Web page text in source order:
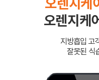
오렌지케
오렌지케
지방흡입 고
잘못된 식